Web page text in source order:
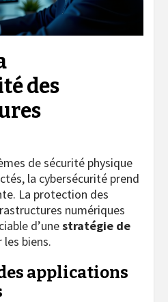
des
de sécurité physique
la cybersécurité prend
La protection des
numériques
d’unestratégie de
les biens.
applications